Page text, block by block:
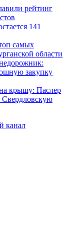
рейтинг
141
самых
области
закупку
крышу: Паслер
канал